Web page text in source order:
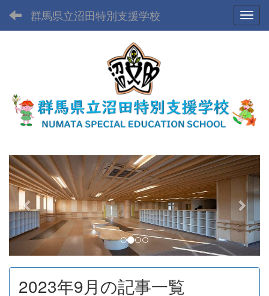
群馬県立沼田特別支援学校
p
r
e
v
i
o
u
s
n
e
t
2023年9月の記事一覧